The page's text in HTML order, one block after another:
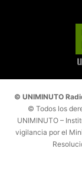
© UNIMINUTO
© Todos los
UNIMINUTO –
vigilancia por el